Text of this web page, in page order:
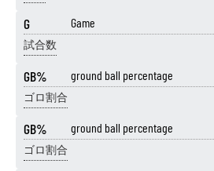
G Game
試合数
GB% ground ball percentage
ゴロ割合
GB% ground ball percentage
ゴロ割合